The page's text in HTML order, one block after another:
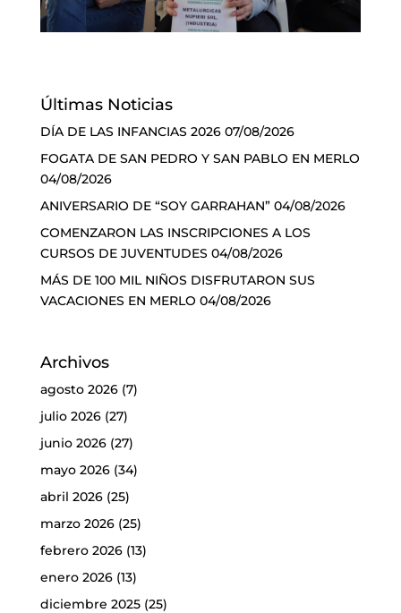
Últimas Noticias
DÍA DE LAS INFANCIAS 2026 07/08/2026
FOGATA DE SAN PEDRO Y SAN PABLO EN MERLO
04/08/2026
ANIVERSARIO DE “SOY GARRAHAN” 04/08/2026
COMENZARON LAS INSCRIPCIONES A LOS
CURSOS DE JUVENTUDES 04/08/2026
MÁS DE 100 MIL NIÑOS DISFRUTARON SUS
VACACIONES EN MERLO 04/08/2026
Archivos
agosto 2026(7)
julio 2026(27)
junio 2026(27)
mayo 2026(34)
abril 2026(25)
marzo 2026(25)
febrero 2026(13)
enero 2026(13)
diciembre 2025(25)